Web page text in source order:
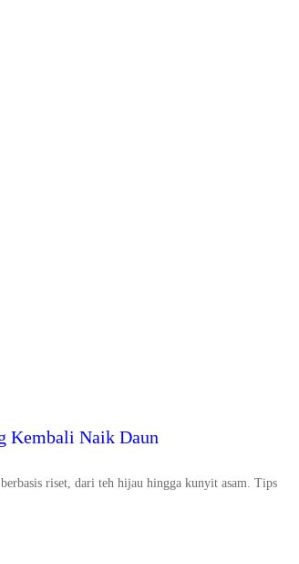
Kembali Naik Daun
riset, dari teh hijau hingga kunyit asam. Tips